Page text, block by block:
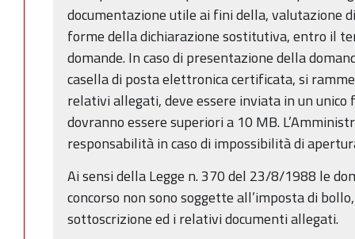
documentazione utile ai fini della, valutazione
forme della dichiarazione sostitutiva, entro il
domande. In caso di presentazione della
casella di posta elettronica certificata, si
relativi allegati, deve essere inviata in un unico
dovranno essere superiori a 10 MB.
responsabilità in caso di impossibilità di
Ai sensi della Legge n. 370 del 23/8/1988 le
concorso non sono soggette all’imposta di
sottoscrizione ed i relativi documenti allegati.